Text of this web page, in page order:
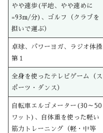
やや速歩(平地、やや速めに
=93m/分)、ゴルフ（クラブを
担いで運ぶ）
卓球、パワーヨガ、ラジオ体操
第１
全身を使ったテレビゲーム（ス
ポーツ・ダンス）
自転車エルゴメーター(30～50
ワット)、自体重を使った軽い
筋力トレーニング（軽・中等